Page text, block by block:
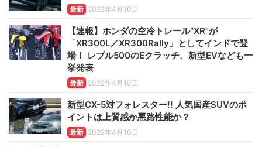
最新 2022年4月10日
【速報】ホンダの空冷トレール“XR”が
「XR300L／XR300Rally」としてインドで登
場！ レブル500のEクラッチ、新型EVなども一
挙発表
最新 2022年4月10日
新型CX-5対フォレスター!! 人気国産SUVのポ
イントは上質感か悪路性能か？
最新 2022年4月10日